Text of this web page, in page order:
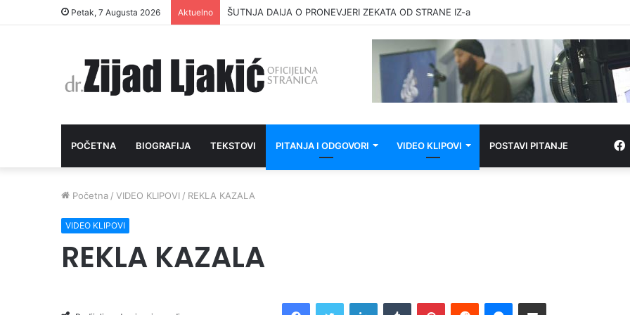
Petak, 7 Augusta 2026 Aktuelno ŠUTNJA DAIJA O PRONEVJERI ZEKATA OD STRANE IZ-a
POČETNA BIOGRAFIJA TEKSTOVI PITANJA I ODGOVORI VIDEO KLIPOVI POSTAVI PITANJE
Početna / VIDEO KLIPOVI / REKLA KAZALA
VIDEO KLIPOVI
REKLA KAZALA